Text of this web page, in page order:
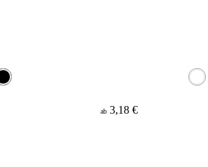
ab 3,18 €